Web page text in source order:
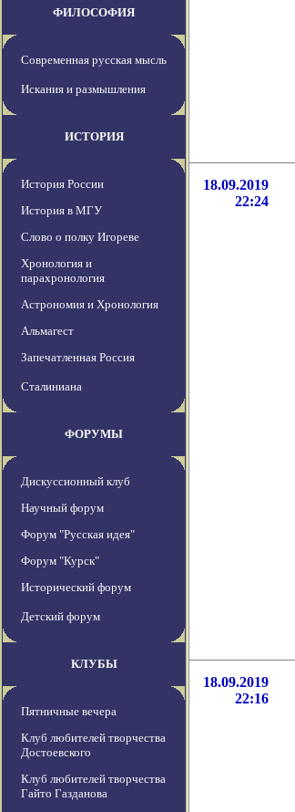
ФИЛОСОФИЯ
Современная русская мысль
Искания и размышления
ИСТОРИЯ
История России
История в МГУ
Слово о полку Игореве
Хронология и
парахронология
Астрономия и Хронология
Альмагест
Запечатленная Россия
Сталиниана
ФОРУМЫ
Дискуссионный клуб
Научный форум
Форум "Русская идея"
Форум "Курск"
Исторический форум
Детский форум
КЛУБЫ
Пятничные вечера
Клуб любителей творчества
Достоевского
Клуб любителей творчества
Гайто Газданова
18.09.2019
22:24
18.09.2019
22:16